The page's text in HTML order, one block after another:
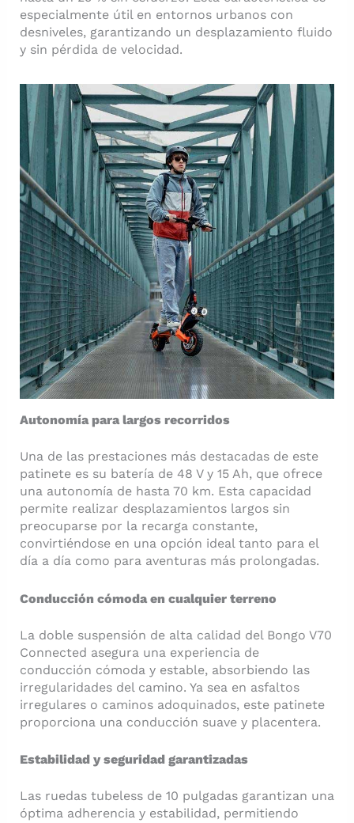
especialmente útil en entornos urbanos con
desniveles, garantizando un desplazamiento fluido
y sin pérdida de velocidad.​
Autonomía para largos recorridos
Una de las prestaciones más destacadas de este
patinete es su batería de 48 V y 15 Ah, que ofrece
una autonomía de hasta 70 km. Esta capacidad
permite realizar desplazamientos largos sin
preocuparse por la recarga constante,
convirtiéndose en una opción ideal tanto para el
día a día como para aventuras más prolongadas.​
Conducción cómoda en cualquier terreno
La doble suspensión de alta calidad del Bongo V70
Connected asegura una experiencia de
conducción cómoda y estable, absorbiendo las
irregularidades del camino. Ya sea en asfaltos
irregulares o caminos adoquinados, este patinete
proporciona una conducción suave y placentera.​
Estabilidad y seguridad garantizadas
Las ruedas tubeless de 10 pulgadas garantizan una
óptima adherencia y estabilidad, permitiendo